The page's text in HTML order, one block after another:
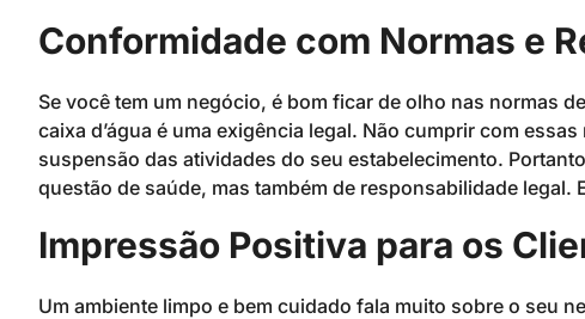
Conformidade com Normas e
Se você tem um negócio, é bom ficar de olho nas normas
caixa d’água é uma exigência legal. Não cumprir com
suspensão das atividades do seu estabelecimento.
questão de saúde, mas também de responsabilidade legal.
Impressão Positiva para os
Um ambiente limpo e bem cuidado fala muito sobre o seu